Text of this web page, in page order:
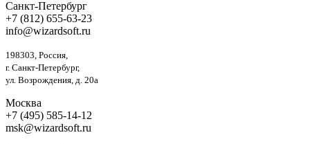
Санкт-Петербург
+7 (812) 655-63-23
info@wizardsoft.ru
198303, Россия,
г. Санкт-Петербург,
ул. Возрождения, д. 20а
Москва
+7 (495) 585-14-12
msk@wizardsoft.ru